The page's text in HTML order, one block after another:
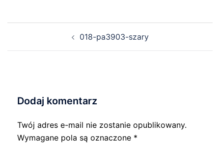
018-pa3903-szary
Dodaj komentarz
Twój adres e-mail nie zostanie opublikowany.
Wymagane pola są oznaczone *